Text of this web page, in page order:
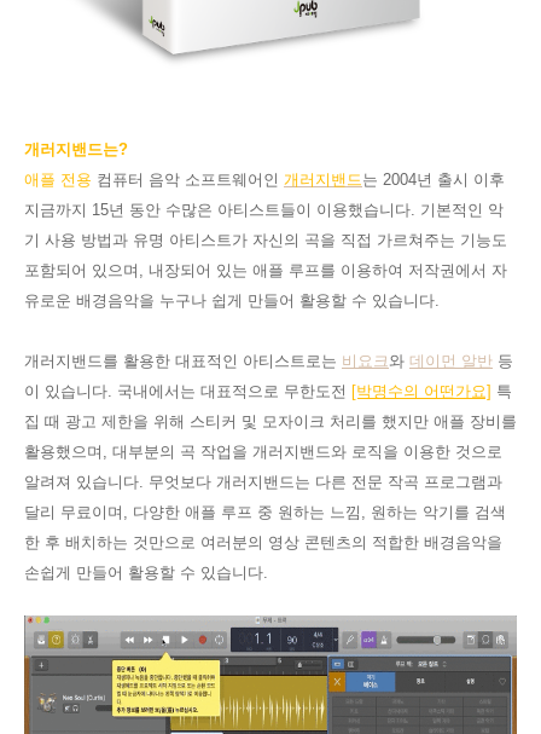
개러지밴드는?
애플 전용 컴퓨터 음악 소프트웨어인 개러지밴드는 2004년 출시 이후
지금까지 15년 동안 수많은 아티스트들이 이용했습니다. 기본적인 악
기 사용 방법과 유명 아티스트가 자신의 곡을 직접 가르쳐주는 기능도
포함되어 있으며, 내장되어 있는 애플 루프를 이용하여 저작권에서 자
유로운 배경음악을 누구나 쉽게 만들어 활용할 수 있습니다.
개러지밴드를 활용한 대표적인 아티스트로는 비요크와 데이먼 알반 등
이 있습니다. 국내에서는 대표적으로 무한도전 [박명수의 어떤가요] 특
집 때 광고 제한을 위해 스티커 및 모자이크 처리를 했지만 애플 장비를
활용했으며, 대부분의 곡 작업을 개러지밴드와 로직을 이용한 것으로
알려져 있습니다. 무엇보다 개러지밴드는 다른 전문 작곡 프로그램과
달리 무료이며, 다양한 애플 루프 중 원하는 느낌, 원하는 악기를 검색
한 후 배치하는 것만으로 여러분의 영상 콘텐츠의 적합한 배경음악을
손쉽게 만들어 활용할 수 있습니다.